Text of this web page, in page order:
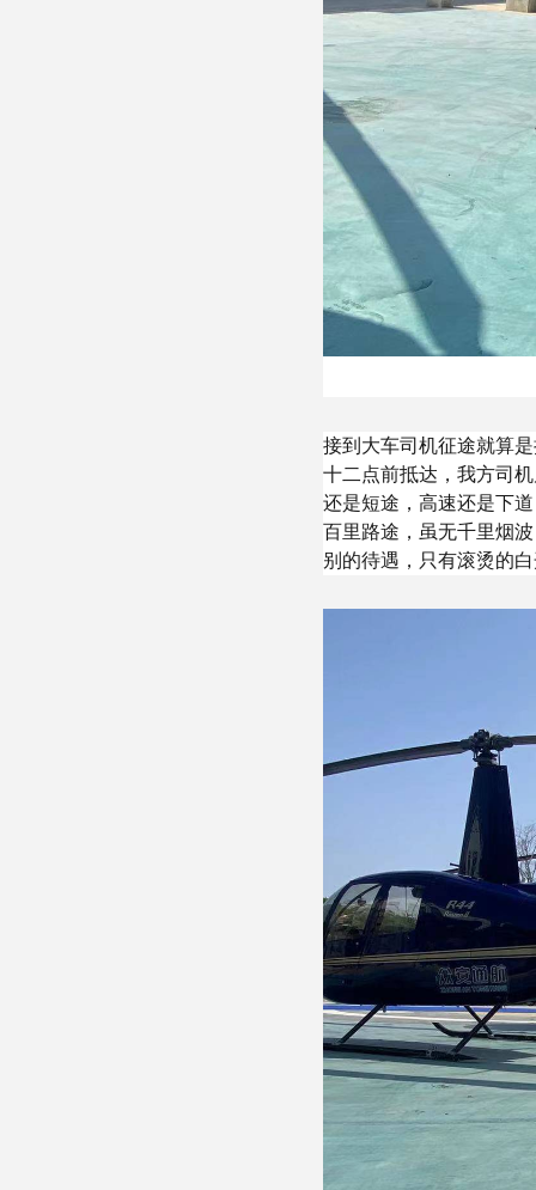
接到大车司机征途就算
十二点前抵达，我方司
还是短途，高速还是下
百里路途，虽无千里烟
别的待遇，只有滚烫的